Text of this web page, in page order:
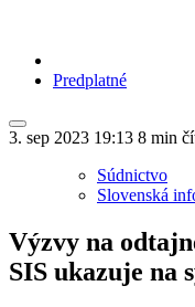
Predplatné
3. sep 2023 19:13 8 min
Súdnictvo
Slovenská
Výzvy na
SIS ukazuje na